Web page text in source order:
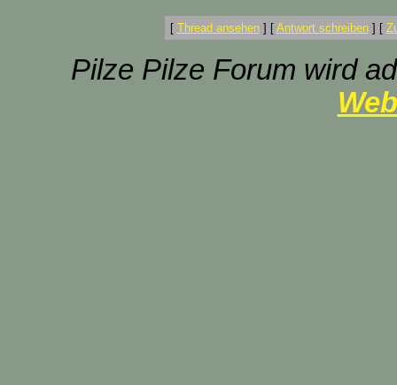
[ Thread ansehen] [ Antwort schreiben] [
Pilze Pilze Forum wird